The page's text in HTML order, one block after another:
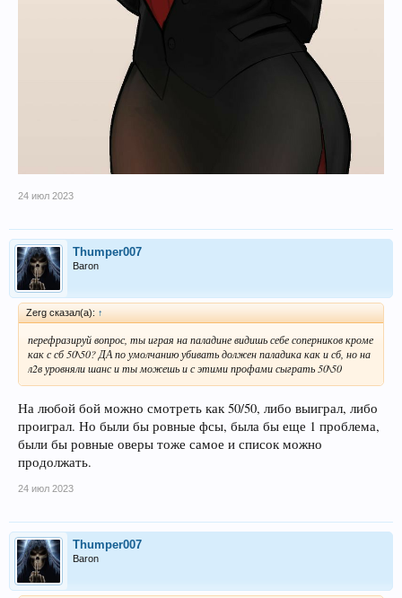
24 июл 2023
Thumper007
Baron
Zerg сказал(а): ↑
перефразируй вопрос, ты играя на паладине видишь себе соперников кроме
как с сб 50\50? ДА по умолчанию убивать должен паладика как и сб, но на
л2в уровняли шанс и ты можешь и с этими профами сыграть 50\50
На любой бой можно смотреть как 50/50, либо выиграл, либо
проиграл. Но были бы ровные фсы, была бы еще 1 проблема,
были бы ровные оверы тоже самое и список можно
продолжать.
24 июл 2023
Thumper007
Baron